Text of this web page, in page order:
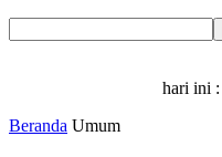
hari ini :
Beranda Umum